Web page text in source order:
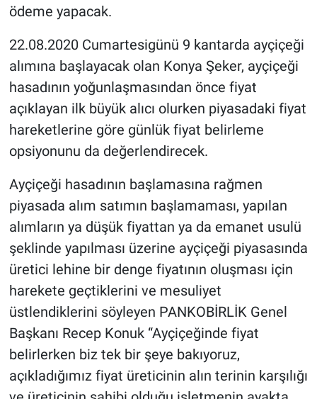
ödeme yapacak.
22.08.2020 Cumartesigünü 9 kantarda ayçiçeği
alımına başlayacak olan Konya Şeker, ayçiçeği
hasadının yoğunlaşmasından önce fiyat
açıklayan ilk büyük alıcı olurken piyasadaki fiyat
hareketlerine göre günlük fiyat belirleme
opsiyonunu da değerlendirecek.
Ayçiçeği hasadının başlamasına rağmen
piyasada alım satımın başlamaması, yapılan
alımların ya düşük fiyattan ya da emanet usulü
şeklinde yapılması üzerine ayçiçeği piyasasında
üretici lehine bir denge fiyatının oluşması için
harekete geçtiklerini ve mesuliyet
üstlendiklerini söyleyen PANKOBİRLİK Genel
Başkanı Recep Konuk “Ayçiçeğinde fiyat
belirlerken biz tek bir şeye bakıyoruz,
açıkladığımız fiyat üreticinin alın terinin karşılığı